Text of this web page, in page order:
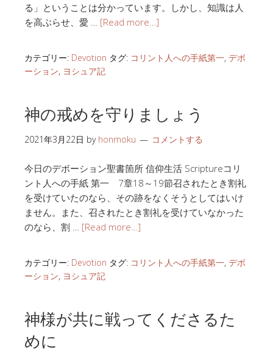
る」ということは分かっています。しかし、知識は人
を高ぶらせ、愛 … [Read more…]
カテゴリー: Devotion タグ: コリント人への手紙第一, デボ
ーション, ヨシュア記
神の戒めを守りましょう
2021年3月22日 by honmoku コメントする
今日のデボーション聖書箇所 信仰生活 Scriptureコリ
ント人への手紙 第一 7章18～19節召されたとき割礼
を受けていたのなら、その跡をなくそうとしてはいけ
ません。また、召されたとき割礼を受けていなかった
のなら、割 … [Read more…]
カテゴリー: Devotion タグ: コリント人への手紙第一, デボ
ーション, ヨシュア記
神様が共に戦ってくださるた
めに